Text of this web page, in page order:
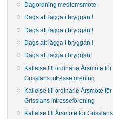
Dagordning medlemsmöte
Dags att lägga i bryggan !
Dags att lägga i bryggan !
Dags att lägga i bryggan !
Dags att lägga i bryggan!
Kallelse till ordinarie Årsmöte för
Grisslans intresseförening
Kallelse till ordinarie Årsmöte för
Grisslans intresseförening
Kallelse till Årsmöte för Grisslans